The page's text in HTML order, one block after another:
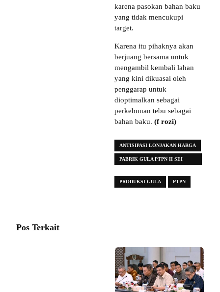
karena pasokan bahan baku
yang tidak mencukupi
target.
Karena itu pihaknya akan
berjuang bersama untuk
mengambil kembali lahan
yang kini dikuasai oleh
penggarap untuk
dioptimalkan sebagai
perkebunan tebu sebagai
bahan baku. (f rozi)
ANTISIPASI LONJAKAN HARGA
PABRIK GULA PTPN II SEI
PRODUKSI GULA
PTPN
Pos Terkait